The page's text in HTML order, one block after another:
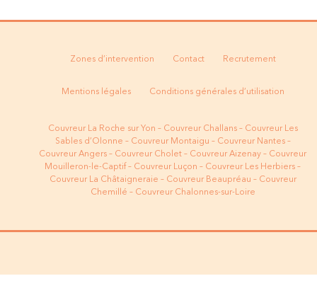
Zones d’intervention Contact Recrutement
Mentions légales Conditions générales d’utilisation
Couvreur La Roche sur Yon –Couvreur Challans– Couvreur Les
Sables d’Olonne – Couvreur Montaigu – Couvreur Nantes–
Couvreur Angers – Couvreur Cholet – Couvreur Aizenay – Couvreur
Mouilleron-le-Captif – Couvreur Luçon – Couvreur Les Herbiers –
Couvreur La Châtaigneraie – Couvreur Beaupréau – Couvreur
Chemillé – Couvreur Chalonnes-sur-Loire